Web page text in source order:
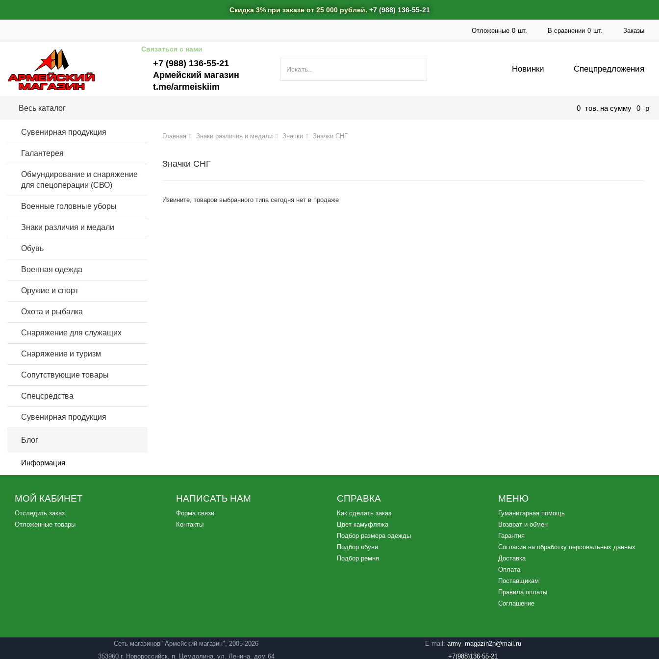
Скидка 3% при заказе от 25 000 рублей. +7 (988) 136-55-21
Отложенные 0 шт. В сравнении 0 шт. Заказы
Связаться с нами
+7 (988) 136-55-21
Армейский магазин
t.me/armeiskiim
Новинки Спецпредложения
Весь каталог 0 тов. на сумму 0 p
Сувенирная продукция
Галантерея
Обмундирование и снаряжение
для спецоперации (СВО)
Военные головные уборы
Знаки различия и медали
Обувь
Военная одежда
Оружие и спорт
Охота и рыбалка
Снаряжение для служащих
Снаряжение и туризм
Сопутствующие товары
Спецсредства
Сувенирная продукция
Блог
Информация
Главная Знаки различия и медали Значки Значки СНГ
Значки СНГ
Извините, товаров выбранного типа сегодня нет в продаже
МОЙ КАБИНЕТ
Отследить заказ
Отложенные товары
НАПИСАТЬ НАМ
Форма связи
Контакты
СПРАВКА
Как сделать заказ
Цвет камуфляжа
Подбор размера одежды
Подбор обуви
Подбор ремня
МЕНЮ
Гуманитарная помощь
Возврат и обмен
Гарантия
Согласие на обработку персональных данных
Доставка
Оплата
Поставщикам
Правила оплаты
Соглашение
Сеть магазинов "Армейский магазин", 2005-2026
353960 г. Новороссийск, п. Цемдолина, ул. Ленина, дом 64
E-mail: army_magazin2n@mail.ru
+7(988)136-55-21